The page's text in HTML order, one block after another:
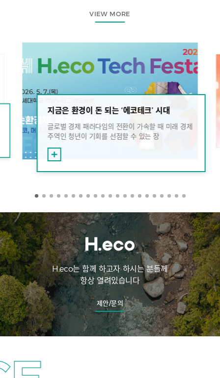
VIEW MORE
지금은 환경이 돈 되는 ‘에코테크’ 시대
글로벌 경제 패러다임의 전환이 가속할 때 미래 경제
주역인 청년이 기회를 선점할 수 있는 장
H.eco는 함께 하고자 하시는 분들께
항상 열려있습니다
제안/문의